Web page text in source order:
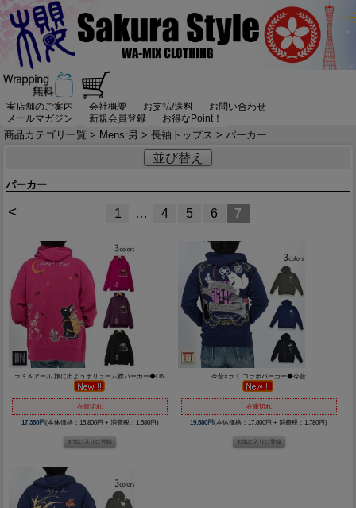
実店舗のご案内 会社概要 お支払/送料
お問い合わせ
メールマガジン
新規会員登録 お得なPoint！
商品カテゴリ一覧 > Mens:男 > 長袖トップス > パーカー
並び替え
パーカー
< 1 … 4 5 6 7
ラミ＆アール 旅に出ようボリューム襟パーカー◆LIN
在庫切れ
17,380円(本体価格：15,800円 + 消費税：1,580円)
今昔×ラミ コラボパーカー◆今昔
在庫切れ
19,580円(本体価格：17,800円 + 消費税：1,780円)